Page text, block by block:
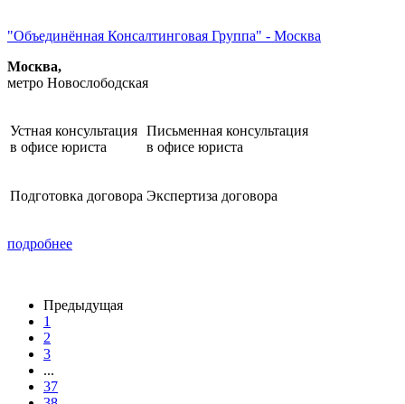
"Объединённая Консалтинговая Группа" - Москва
Москва,
метро Новослободская
Устная консультация
в офисе юриста
Письменная консультация
в офисе юриста
Подготовка договора Экспертиза договора
подробнее
Предыдущая
1
2
3
...
37